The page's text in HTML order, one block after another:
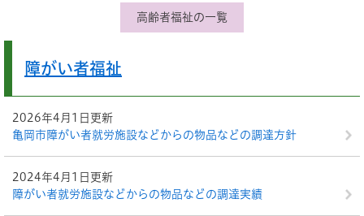
高齢者福祉の一覧
障がい者福祉
2026年4月1日更新
亀岡市障がい者就労施設などからの物品などの調達方針
2024年4月1日更新
障がい者就労施設などからの物品などの調達実績